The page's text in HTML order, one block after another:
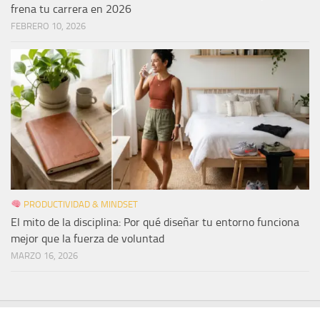
frena tu carrera en 2026
FEBRERO 10, 2026
PRODUCTIVIDAD & MINDSET
El mito de la disciplina: Por qué diseñar tu entorno funciona
mejor que la fuerza de voluntad
MARZO 16, 2026